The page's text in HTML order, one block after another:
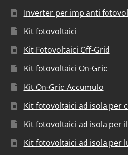
Inverter per impianti
Kit fotovoltaici
Kit Fotovoltaici Off-Grid
Kit fotovoltaici On-Grid
Kit On-Grid Accumulo
Kit fotovoltaici ad isola per
Kit fotovoltaici ad isola per
Kit fotovoltaici ad isola per